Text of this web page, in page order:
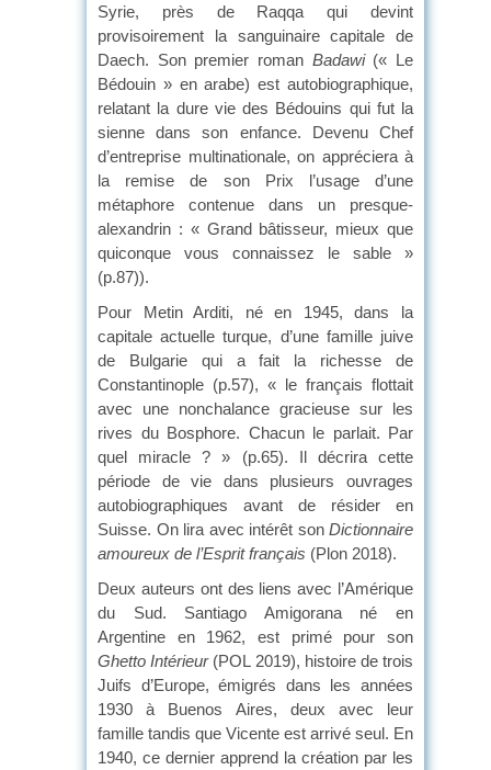
Syrie, près de Raqqa qui devint
provisoirement la sanguinaire capitale de
Daech. Son premier roman Badawi (« Le
Bédouin » en arabe) est autobiographique,
relatant la dure vie des Bédouins qui fut la
sienne dans son enfance. Devenu Chef
d’entreprise multinationale, on appréciera à
la remise de son Prix l’usage d’une
métaphore contenue dans un presque-
alexandrin : « Grand bâtisseur, mieux que
quiconque vous connaissez le sable »
(p.87)).
Pour Metin Arditi, né en 1945, dans la
capitale actuelle turque, d’une famille juive
de Bulgarie qui a fait la richesse de
Constantinople (p.57), « le français flottait
avec une nonchalance gracieuse sur les
rives du Bosphore. Chacun le parlait. Par
quel miracle ? » (p.65). Il décrira cette
période de vie dans plusieurs ouvrages
autobiographiques avant de résider en
Suisse. On lira avec intérêt son Dictionnaire
amoureux de l’Esprit français (Plon 2018).
Deux auteurs ont des liens avec l’Amérique
du Sud. Santiago Amigorana né en
Argentine en 1962, est primé pour son
Ghetto Intérieur (POL 2019), histoire de trois
Juifs d’Europe, émigrés dans les années
1930 à Buenos Aires, deux avec leur
famille tandis que Vicente est arrivé seul. En
1940, ce dernier apprend la création par les